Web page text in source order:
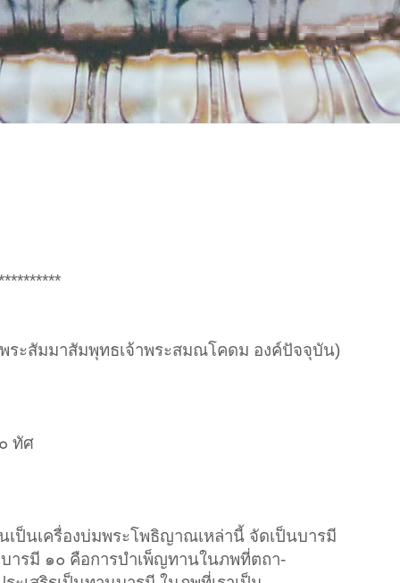
ระสัมมาสัมพุทธเจ้าพระสมณโคดม องค์ปัจจุบัน)
ทัศ
เป็นเครื่องบ่มพระโพธิญาณเหล่านี้ จัดเป็นบารมี
ารมี ๑๐ คือการบำเพ็ญทานในภพที่ตถา-